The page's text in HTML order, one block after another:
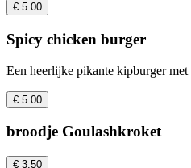
€ 5.00
Spicy chicken burger
Een heerlijke pikante kipburger met
€ 5.00
broodje Goulashkroket
€ 3.50